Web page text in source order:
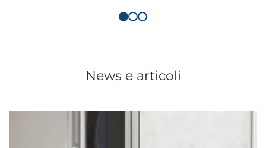
News e articoli